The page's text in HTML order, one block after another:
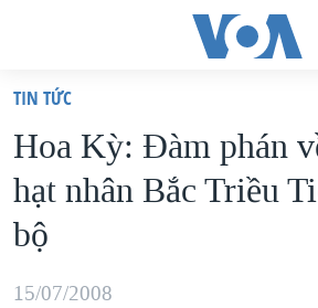
truy
cập
Tới
nội
dung
chính
VIỆT NAM
HOA KỲ
BIỂN ĐÔNG
THẾ GIỚI
TIN TỨC
Hoa Kỳ: Ðàm phán
hạt nhân Bắc Triều
bộ
15/07/2008